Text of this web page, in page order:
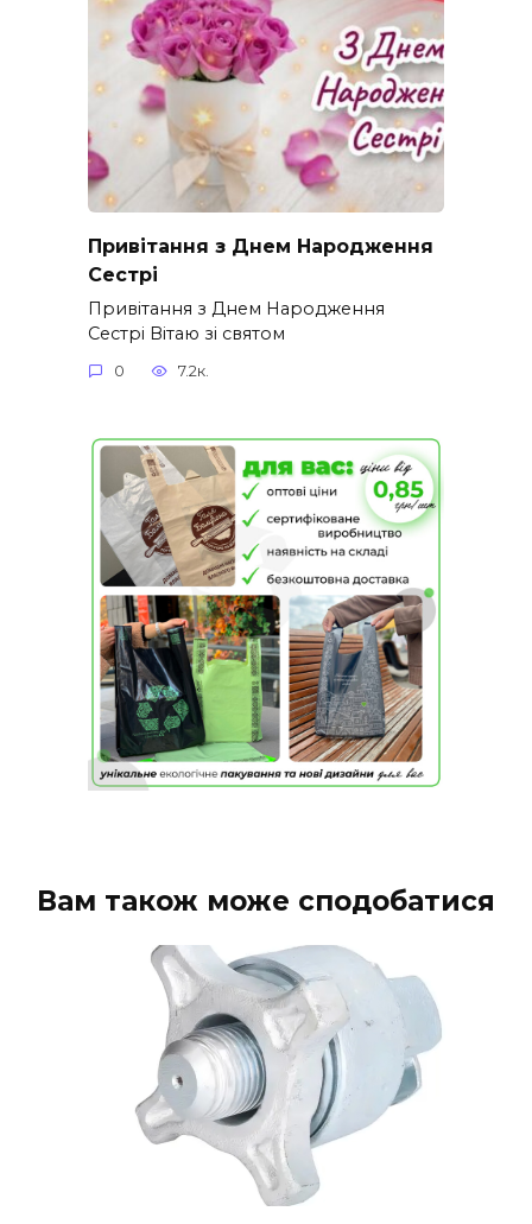
Привітання з Днем Народження
Сестрі
Привітання з Днем Народження
Сестрі Вітаю зі святом
0 7.2к.
Вам також може сподобатися